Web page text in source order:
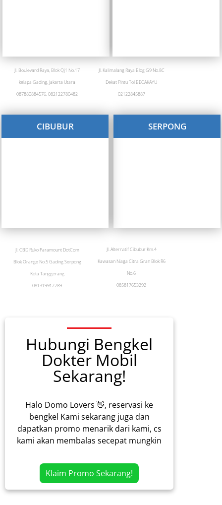
Jl. Boulevard Raya, Blok Qj1 No.17
kelapa Gading, Jakarta Utara
087880884576, 082122780482
Jl. Kalimalang Raya Blog G9 No.8C
Dekat Pintu Tol BECAKAYU
02122845887
SERPONG
CIBUBUR
Jl. CBD Ruko Paramount DotCom
Blok Orange No.5 Gading Serpong
Kota Tanggerang
081319912289
Jl. Alternatif Cibubur Km.4
Kawasan Niaga Citra Gran Blok R6
No.6
085817653292
Hubungi Bengkel
Dokter Mobil
Sekarang!
Halo Domo Lovers 👋, reservasi ke
bengkel Kami sekarang juga dan
dapatkan promo menarik dari kami, cs
kami akan membalas secepat mungkin
Klaim Promo Sekarang!